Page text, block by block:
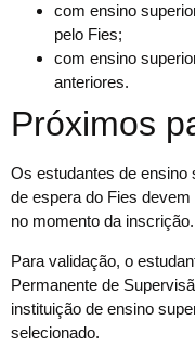
com ensino
pelo Fies;
com ensino
anteriores.
Próximos
Os estudantes de ensino
de espera do Fies
no momento da inscrição.​​
​​Para validação, o
Permanente de
instituição de ensino
selecionado.